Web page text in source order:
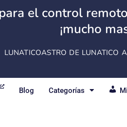
el control
¡mucho
LUNATICOASTRO DE LUNATICO
Blog Categorías